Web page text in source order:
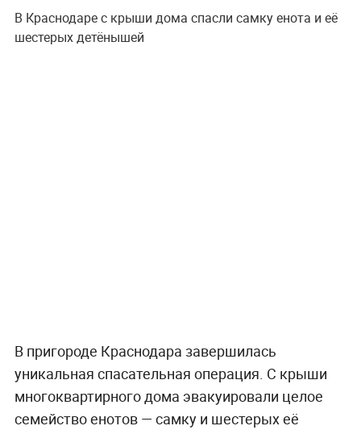
В Краснодаре с крыши дома спасли самку енота и её
шестерых детёнышей
В пригороде Краснодара завершилась
уникальная спасательная операция. С крыши
многоквартирного дома эвакуировали целое
семейство енотов — самку и шестерых её